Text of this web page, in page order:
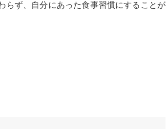
らず、自分にあった食事習慣にすることが